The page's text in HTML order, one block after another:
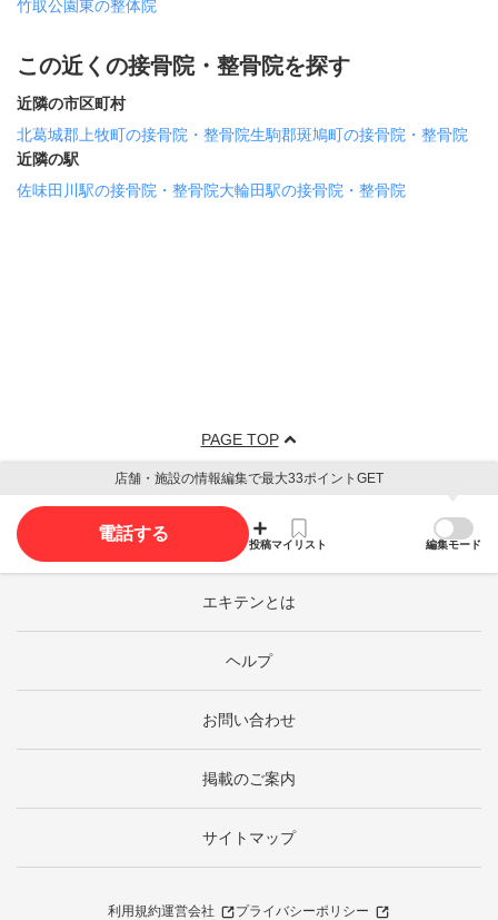
竹取公園東の整体院
この近くの接骨院・整骨院を探す
近隣の市区町村
北葛城郡上牧町の接骨院・整骨院生駒郡斑鳩町の接骨院・整骨院
近隣の駅
佐味田川駅の接骨院・整骨院大輪田駅の接骨院・整骨院
PAGE TOP
店舗・施設の情報編集で最大33ポイントGET
電話する
投稿マイリスト 編集モード
エキテンとは
ヘルプ
お問い合わせ
掲載のご案内
サイトマップ
利用規約運営会社
プライバシーポリシー